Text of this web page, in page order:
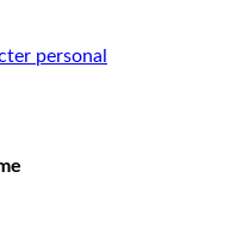
personal